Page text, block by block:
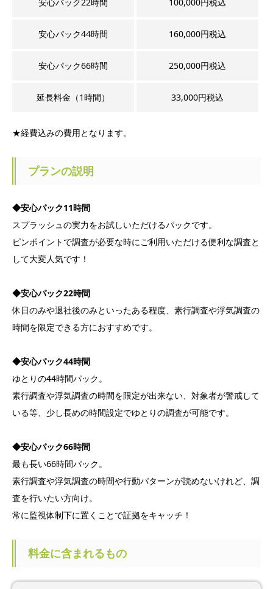
安心パック44時間 160,000円税込
安心パック66時間 250,000円税込
延長料金（1時間） 33,000円税込
★経費込みの費用となります。
プランの説明
◆安心パック11時間
スプラッシュの実力をお試しいただけるパックです。
ピンポイントで調査が必要な時にご利用いただける便利な調査と
して大変人気です！
◆安心パック22時間
休日のみや退社後のみといったある程度、素行調査や浮気調査の
時間を限定できる方におすすめです。
◆安心パック44時間
ゆとりの44時間パック。
素行調査や浮気調査の時間を限定が出来ない、対象者が警戒して
いる等、少し長めの時間設定でゆとりの調査が可能です。
◆安心パック66時間
最も長い66時間パック。
素行調査や浮気調査の時間や行動パターンが読めないけれど、調
査を行いたい方向け。
常に監視体制下に置くことで証拠をキャッチ！
料金に含まれるもの